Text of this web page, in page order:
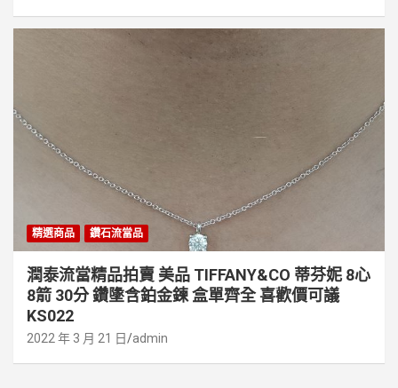
精選商品 鑽石流當品
潤泰流當精品拍賣 美品 TIFFANY&CO 蒂芬妮 8心
8箭 30分 鑽墬含鉑金鍊 盒單齊全 喜歡價可議
KS022
2022 年 3 月 21 日 admin